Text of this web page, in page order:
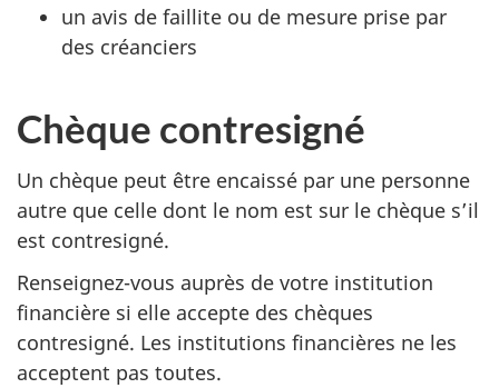
un avis de faillite ou de mesure prise par
des créanciers
Chèque contresigné
Un chèque peut être encaissé par une personne
autre que celle dont le nom est sur le chèque s’il
est contresigné.
Renseignez-vous auprès de votre institution
financière si elle accepte des chèques
contresigné. Les institutions financières ne les
acceptent pas toutes.